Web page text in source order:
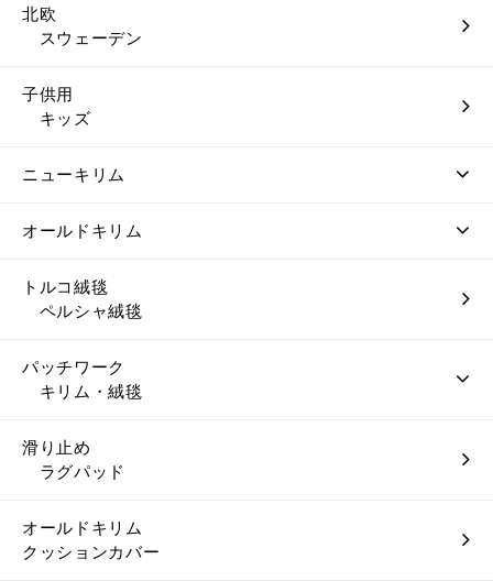
北欧
スウェーデン
子供用
キッズ
ニューキリム
オールドキリム
トルコ絨毯
ペルシャ絨毯
パッチワーク
キリム・絨毯
滑り止め
ラグパッド
オールドキリム
クッションカバー